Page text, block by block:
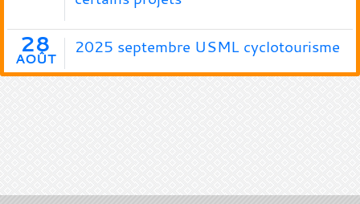
28
AOÛT
2025 septembre USML cyclotourisme